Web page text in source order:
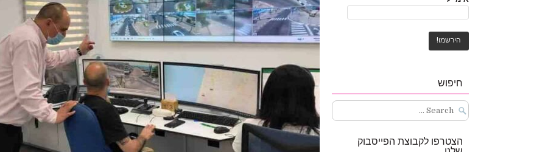
חיפוש
Search
for:
הצטרפו לקבוצת הפייסבוק